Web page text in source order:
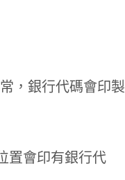
，銀行代碼會印製
置會印有銀行代